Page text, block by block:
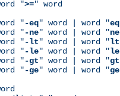
"
>=" word
"-eq" word | word "eq
"
-ne" word | word "ne
"
-lt" word | word "lt
"
-le" word | word "le
"
-gt" word | word "gt
"
-ge" word | word "ge